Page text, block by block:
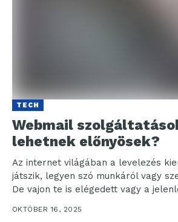
TECH
Webmail
lehetnek előnyösek?
Az internet világában a levelezés
játszik, legyen szó munkáról vagy
De vajon te is elégedett vagy a
OKTÓBER 16, 2025